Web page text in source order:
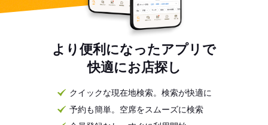
より便利になったアプリで
快適にお店探し
クイックな現在地検索。検索が快適に
予約も簡単。空席をスムーズに検索